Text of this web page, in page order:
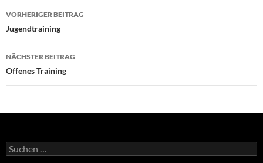
Beitragsnavigation
VORHERIGER BEITRAG
Jugendtraining
NÄCHSTER BEITRAG
Offenes Training
Suchen
nach: